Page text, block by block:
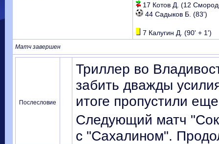
17 Котов Д. (12
44 Садыков Б. (83')
7 Калугин Д. (90' + 1')
Матч завершен
Послесловие
Триллер во
забить дважды
итоге пропустили
Следующий матч
с "Сахалином".